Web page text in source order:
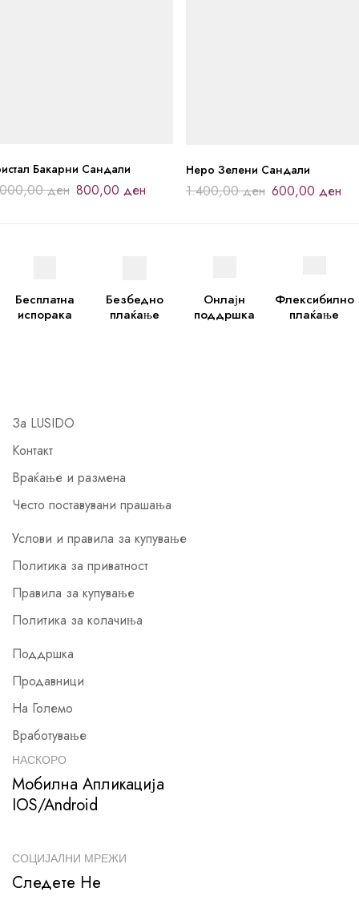
Бакарни Сандали
ден 800,00 ден
Неро Зелени Сандали
1.400,00ден 600,00 ден
Бесплатна
испорака
Безбедно
плаќање
Онлајн
поддршка
Флексибилно
плаќање
За LUSIDO
Контакт
Враќање и размена
Често поставувани прашања
Услови и правила за купување
Политика за приватност
Правила за купување
Политика за колачиња
Поддршка
Продавници
На Големо
Вработување
НАСКОРО
Мобилна Апликација
IOS/Android
СОЦИЈАЛНИ МРЕЖИ
Следете Не